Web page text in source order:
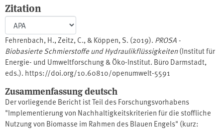
Zitation
Fehrenbach, H., Zeitz, C., & Köppen, S. (2019). PROSA -
Biobasierte Schmierstoffe und Hydraulikflüssigkeiten(Institut für
Energie- und Umweltforschung & Öko-Institut. Büro Darmstadt,
eds.). https://doi.org/10.60810/openumwelt-5591
Zusammenfassung deutsch
Der vorliegende Bericht ist Teil des Forschungsvorhabens
"Implementierung von Nachhaltigkeitskriterien für die stoffliche
Nutzung von Biomasse im Rahmen des Blauen Engels" (kurz: